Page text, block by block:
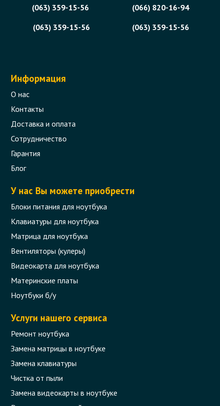
(063) 359-15-56
(066) 820-16-94
(063) 359-15-56
(063) 359-15-56
Информация
О нас
Контакты
Доставка и оплата
Сотрудничество
Гарантия
Блог
У нас Вы можете приобрести
Блоки питания для ноутбука
Клавиатуры для ноутбука
Матрица для ноутбука
Вентиляторы (кулеры)
Видеокарта для ноутбука
Материнские платы
Ноутбуки б/у
Услуги нашего сервиса
Ремонт ноутбука
Замена матрицы в ноутбуке
Замена клавиатуры
Чистка от пыли
Замена видеокарты в ноутбуке